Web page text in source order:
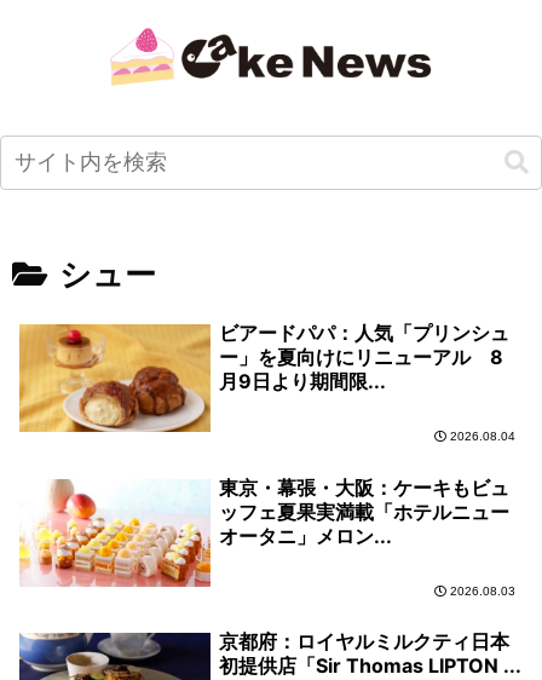
シュー
ビアードパパ：人気「プリンシュ
ー」を夏向けにリニューアル 8
月9日より期間限...
2026.08.04
東京・幕張・大阪：ケーキもビュ
ッフェ夏果実満載「ホテルニュー
オータニ」メロン...
2026.08.03
京都府：ロイヤルミルクティ日本
初提供店「Sir Thomas LIPTON ...